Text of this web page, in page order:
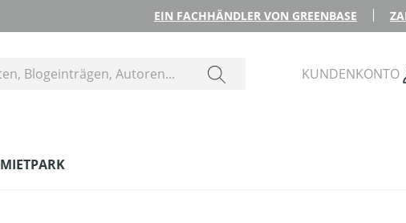
EIN FACHHÄNDLER VON GREENBASE
KUNDENKONTO
MIETPARK